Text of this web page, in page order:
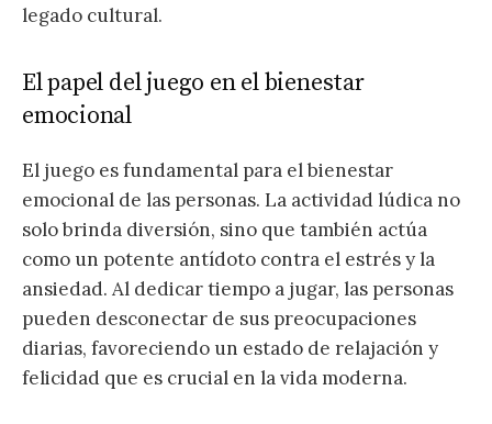
legado cultural.
El papel del juego en el bienestar
emocional
El juego es fundamental para el bienestar
emocional de las personas. La actividad lúdica no
solo brinda diversión, sino que también actúa
como un potente antídoto contra el estrés y la
ansiedad. Al dedicar tiempo a jugar, las personas
pueden desconectar de sus preocupaciones
diarias, favoreciendo un estado de relajación y
felicidad que es crucial en la vida moderna.